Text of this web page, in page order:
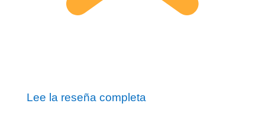
Lee la reseña completa